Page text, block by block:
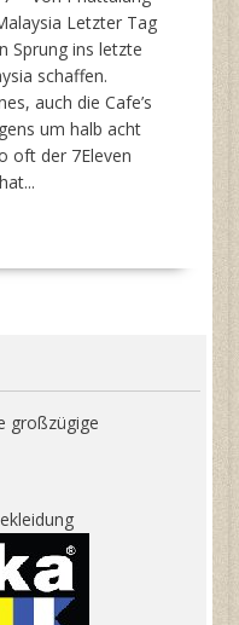
Letzter Tag
Sprung ins letzte
schaffen.
auch die Cafe’s
um halb acht
oft der 7Eleven
großzügige